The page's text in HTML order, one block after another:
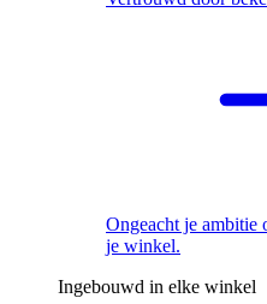
Ongeacht je ambitie
je winkel.
Ingebouwd in elke winkel